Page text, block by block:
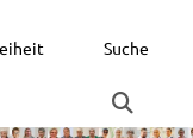
Suche